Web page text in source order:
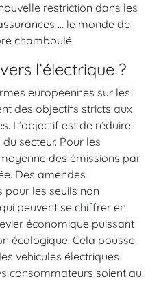
restriction dans les
... le monde de
chamboulé.
l’électrique ?
européennes sur les
des objectifs stricts aux
L’objectif est de réduire
secteur. Pour les
des émissions par
Des amendes
les seuils non
peuvent se chiffrer en
économique puissant
écologique. Cela pousse
véhicules électriques
consommateurs soient au